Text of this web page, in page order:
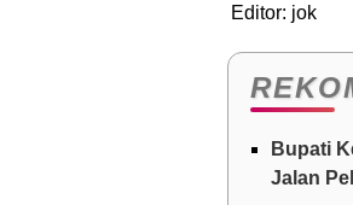
Editor: jok
Bupati
Jalan